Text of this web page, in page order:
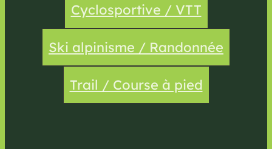
Cyclosportive / VTT
Ski alpinisme / Randonnée
Trail / Course à pied